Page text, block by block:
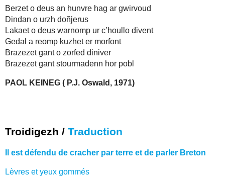
Berzet o deus an hunvre hag ar gwirvoud
Dindan o urzh doñjerus
Lakaet o deus warnomp ur c’houllo divent
Gedal a reomp kuzhet er morfont
Brazezet gant o zorfed diniver
Brazezet gant stourmadenn hor pobl
PAOL KEINEG ( P.J. Oswald, 1971)
Troidigezh / Traduction
Il est défendu de cracher par terre et de parler Breton
Lèvres et yeux gommés